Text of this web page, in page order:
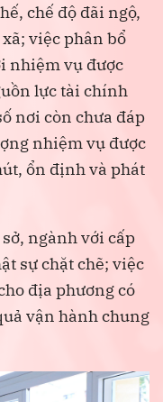
chế độ đãi ngộ,
việc phân bổ
nhiệm vụ được
lực tài chính
nơi còn chưa đáp
nhiệm vụ được
ổn định và phát
ngành với cấp
sự chặt chẽ; việc
địa phương có
vận hành chung